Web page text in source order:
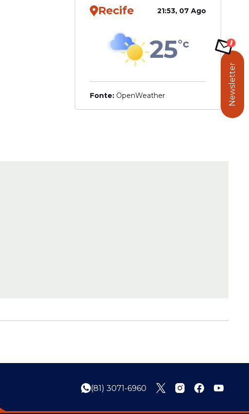
Recife 21:53, 07 Ago
25°c
Fonte: OpenWeather
(81) 3071-6960
Newsletter